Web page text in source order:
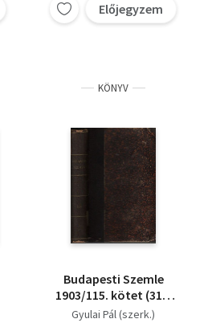
Előjegyzem
KÖNYV
Budapesti Szemle
1903/115. kötet (319.
320. 321. szám)
Gyulai Pál (szerk.)